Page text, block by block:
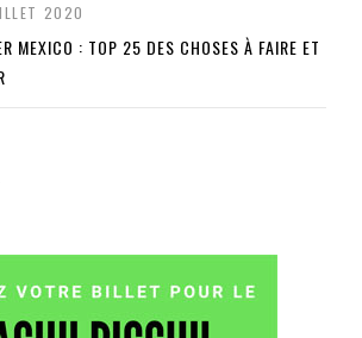
2020
MEXICO : TOP 25 DES CHOSES À FAIRE ET